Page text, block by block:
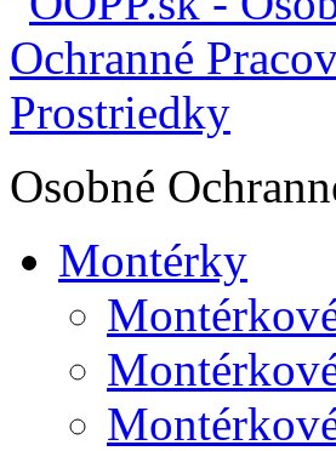
Osobné
Montérky